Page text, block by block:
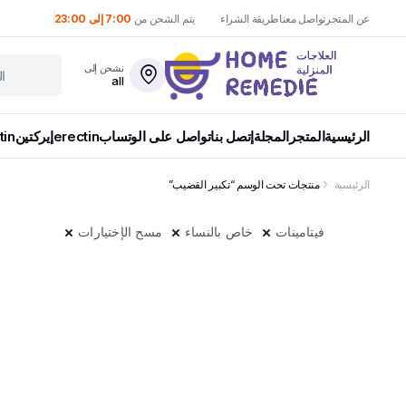
عن المتجرتواصل معناطريقة الشراء يتم الشحن من 7:00 إلى 23:00
نشحن إلى
all
الرئيسيةالمتجر المجلةإتصل بناتواصل على الوتسابerectinإيركتين
الرئيسية منتجات تحت الوسم “تكبير القضيب”
مسح الإختيارات خاص بالنساء فيتامينات